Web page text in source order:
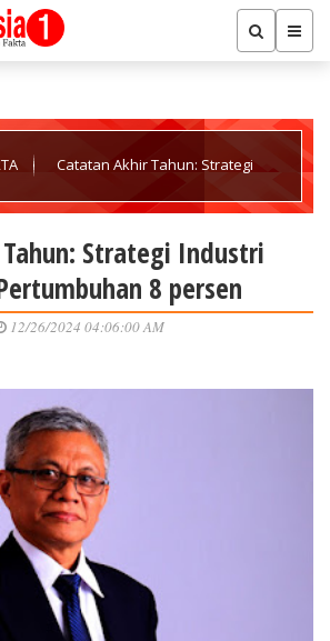
Catatan Akhir Tahun: Strategi
Strategi Industri
8 persen
12/26/2024 04:06:00 AM